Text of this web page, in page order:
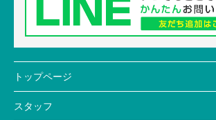
トップページ
スタッフ